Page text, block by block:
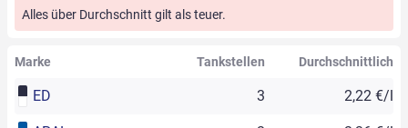
Alles über Durchschnitt gilt als teuer.
Marke Tankstellen Durchschnittlich
ED 3 2,22 €/l